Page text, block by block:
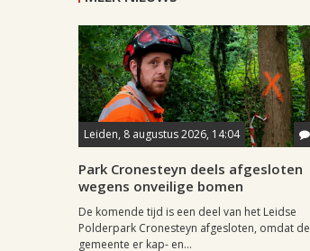
Leiden, 8 augustus 2026, 14:04
Park Cronesteyn deels afgesloten
wegens onveilige bomen
De komende tijd is een deel van het Leidse
Polderpark Cronesteyn afgesloten, omdat de
gemeente er kap- en...